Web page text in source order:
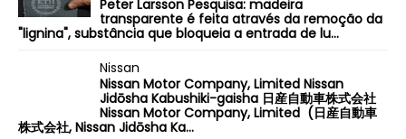
Peter Larsson Pesquisa: madeira
transparente é feita através da remoção da
"lignina", substância que bloqueia a entrada de lu...
Nissan
Nissan Motor Company, Limited Nissan
Jidōsha Kabushiki-gaisha 日産自動車株式会社
Nissan Motor Company, Limited (日産自動車
株式会社, Nissan Jidōsha Ka...